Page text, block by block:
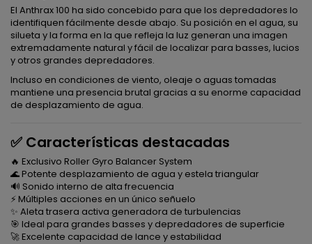
El Anthrax 100 ha sido concebido para que los depredadores lo
identifiquen fácilmente desde abajo. Su posición en el agua, su
silueta y la forma en la que refleja la luz generan una imagen
extremadamente natural y fácil de localizar para basses, lucios
y otros grandes depredadores.
Incluso en condiciones de viento, oleaje o aguas tomadas
mantiene una presencia brutal gracias a su enorme capacidad
de desplazamiento de agua.
✅ Características destacadas
🔥 Exclusivo Roller Gyro Balancer System
🌊 Potente desplazamiento de agua y estela triangular
🔊 Sonido interno de alta frecuencia
⚡ Múltiples acciones en un único señuelo
✨ Aleta trasera activa generadora de turbulencias
🎯 Ideal para grandes basses y depredadores de superficie
🚀 Excelente capacidad de lance y estabilidad